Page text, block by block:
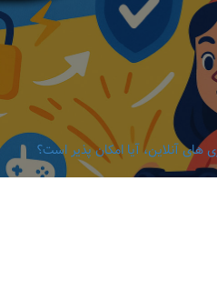
های آنلاین، آیا امکان پذیر است؟